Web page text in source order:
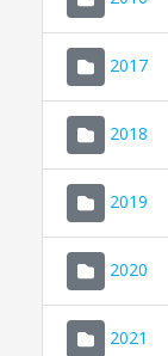
2017
2018
2019
2020
2021